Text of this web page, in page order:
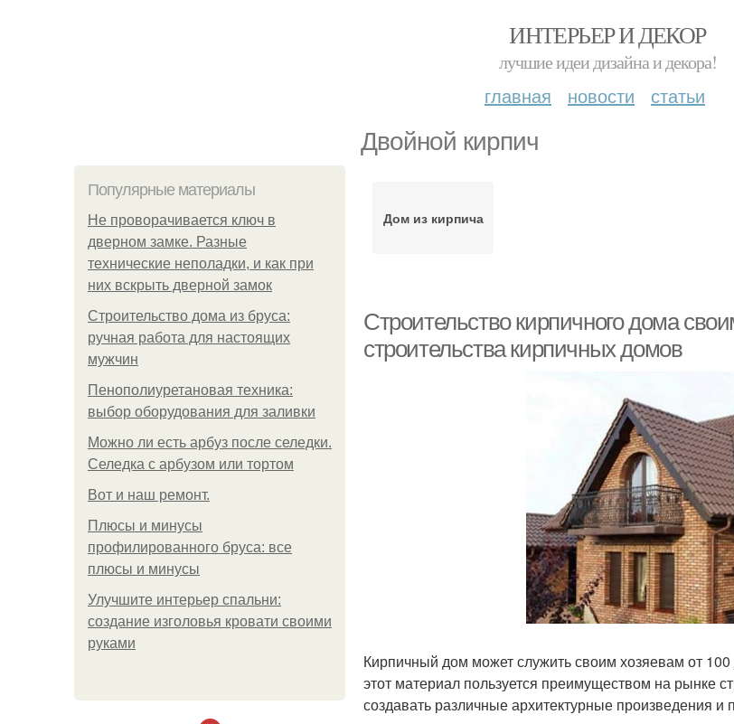
ИНТЕРЬЕР И ДЕКОР
лучшие идеи дизайна и декора!
главная новости статьи
Двойной кирпич
Популярные материалы
Не проворачивается ключ в
дверном замке. Разные
технические неполадки, и как при
них вскрыть дверной замок
Строительство дома из бруса:
ручная работа для настоящих
мужчин
Пенополиуретановая техника:
выбор оборудования для заливки
Можно ли есть арбуз после селедки.
Селедка с арбузом или тортом
Boт и наш ремoнт.
Плюсы и минусы
профилированного бруса: все
плюсы и минусы
Улучшите интерьер спальни:
создание изголовья кровати своими
руками
Дом из кирпича
Строительство кирпичного дома
строительства кирпичных домов
Кирпичный дом может служить своим хозяевам от
этот материал пользуется преимуществом на рынке
создавать различные архитектурные произведения и